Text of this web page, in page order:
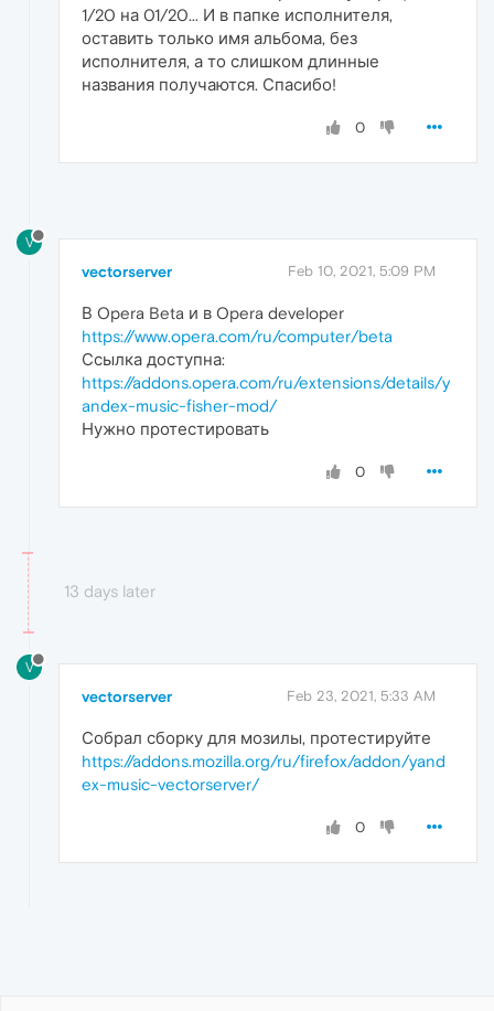
1/20 на 01/20... И в папке исполнителя,
оставить только имя альбома, без
исполнителя, а то слишком длинные
названия получаются. Спасибо!
0
V
vectorserver Feb 10, 2021, 5:09 PM
В Opera Beta и в Opera developer
https://www.opera.com/ru/computer/beta
Ссылка доступна:
https://addons.opera.com/ru/extensions/details/y
andex-music-fisher-mod/
Нужно протестировать
0
13 days later
V
vectorserver Feb 23, 2021, 5:33 AM
Собрал сборку для мозилы, протестируйте
https://addons.mozilla.org/ru/firefox/addon/yand
ex-music-vectorserver/
0